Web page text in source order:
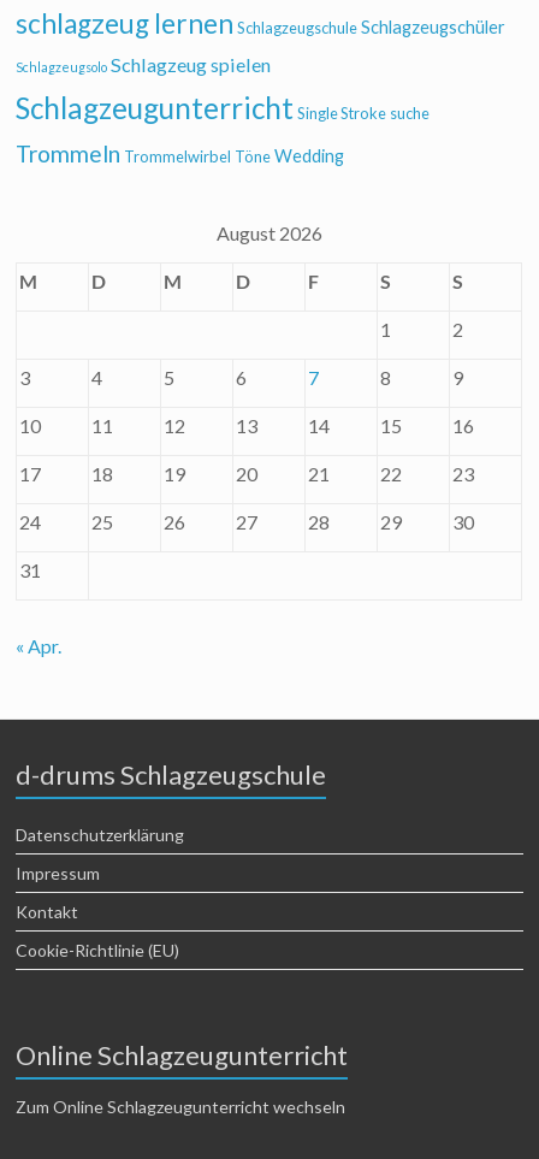
schlagzeug lernen Schlagzeugschule Schlagzeugschüler
Schlagzeugsolo Schlagzeug spielen
Schlagzeugunterricht Single Stroke suche
Trommeln Trommelwirbel Töne Wedding
August 2026
M D M D F S S
1 2
3 4 5 6 7 8 9
10 11 12 13 14 15 16
17 18 19 20 21 22 23
24 25 26 27 28 29 30
31
« Apr.
d-drums Schlagzeugschule
Datenschutzerklärung
Impressum
Kontakt
Cookie-Richtlinie (EU)
Online Schlagzeugunterricht
Zum Online Schlagzeugunterricht wechseln